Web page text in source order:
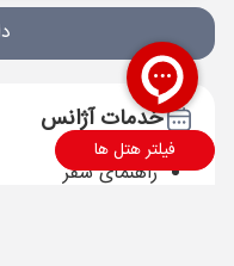
فیلتر هتل ها
خدمات آژانس
راهنمای سفر